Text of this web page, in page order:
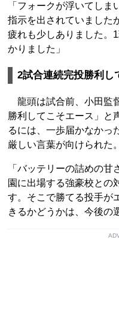
「フォークが浮いてし
指示を出されていました
疲れも少しありました。
かりました」
2試合連続完投勝利し
龍頭は試合前、小田監
勝利してこそエース」と
るには、一歩届かなかっ
厳しい言葉が向けられた。
「バッテリーの詰めの
園に出場する強豪校との
す。そこで勝てる投手が
きるかどうかは、今後の